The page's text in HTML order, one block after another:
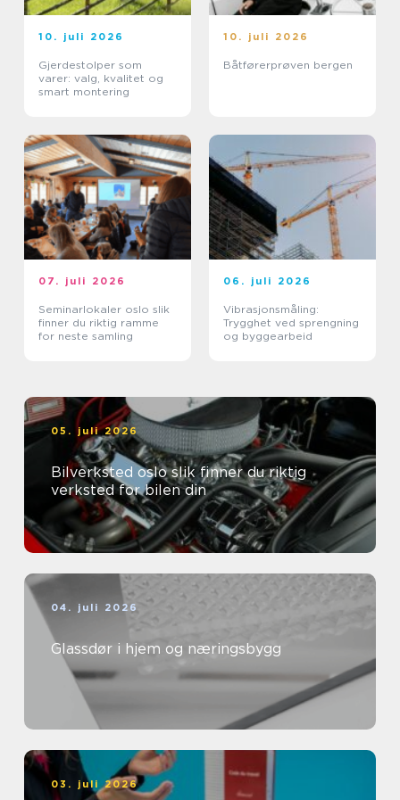
10. juli 2026
Gjerdestolper som
varer: valg, kvalitet og
smart montering
10. juli 2026
Båtførerprøven bergen
07. juli 2026
Seminarlokaler oslo slik
finner du riktig ramme
for neste samling
06. juli 2026
Vibrasjonsmåling:
Trygghet ved sprengning
og byggearbeid
05. juli 2026
Bilverksted oslo slik finner du riktig
verksted for bilen din
04. juli 2026
Glassdør i hjem og næringsbygg
03. juli 2026